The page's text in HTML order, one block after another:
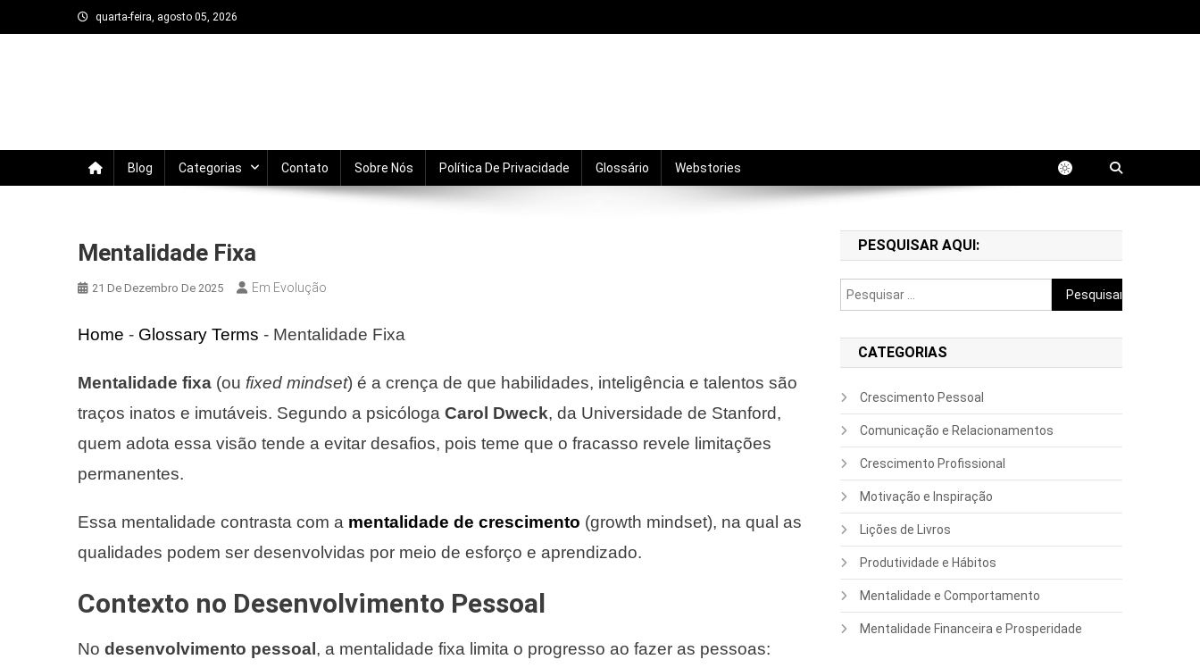
to
quarta-feira, agosto 05, 2026
evoluir todos os dias.
Blog Categorias Contato Sobre Nós Política De Privacidade Glossário Webstories
Mentalidade Fixa
21 De Dezembro De 2025 Em Evolução
Home - Glossary Terms - Mentalidade Fixa
Mentalidade fixa (ou fixed mindset) é a crença de que habilidades, inteligência e talentos são
traços inatos e imutáveis. Segundo a psicóloga Carol Dweck, da Universidade de Stanford,
quem adota essa visão tende a evitar desafios, pois teme que o fracasso revele limitações
permanentes.
Essa mentalidade contrasta com a mentalidade de crescimento (growth mindset), na qual as
qualidades podem ser desenvolvidas por meio de esforço e aprendizado.
Contexto no Desenvolvimento Pessoal
No desenvolvimento pessoal , a mentalidade fixa limita o progresso ao fazer as pessoas:
PESQUISAR AQUI:
Pesquisar
por:
CATEGORIAS
Crescimento Pessoal
Comunicação e Relacionamentos
Crescimento Profissional
Motivação e Inspiração
Lições de Livros
Produtividade e Hábitos
Mentalidade e Comportamento
Mentalidade Financeira e Prosperidade